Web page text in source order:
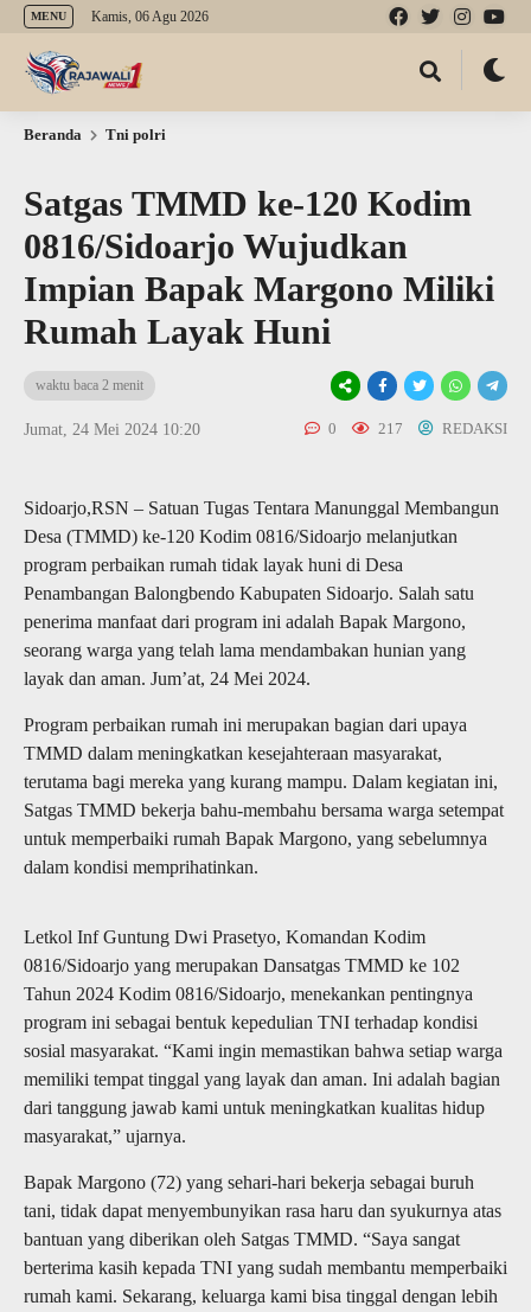
MENU Kamis, 06 Agu 2026
Beranda Tni polri
Satgas TMMD ke-120 Kodim
0816/Sidoarjo Wujudkan
Impian Bapak Margono Miliki
Rumah Layak Huni
waktu baca 2 menit
Jumat, 24 Mei 2024 10:20 0 217 REDAKSI
Sidoarjo,RSN – Satuan Tugas Tentara Manunggal Membangun
Desa (TMMD) ke-120 Kodim 0816/Sidoarjo melanjutkan
program perbaikan rumah tidak layak huni di Desa
Penambangan Balongbendo Kabupaten Sidoarjo. Salah satu
penerima manfaat dari program ini adalah Bapak Margono,
seorang warga yang telah lama mendambakan hunian yang
layak dan aman. Jum’at, 24 Mei 2024.
Program perbaikan rumah ini merupakan bagian dari upaya
TMMD dalam meningkatkan kesejahteraan masyarakat,
terutama bagi mereka yang kurang mampu. Dalam kegiatan ini,
Satgas TMMD bekerja bahu-membahu bersama warga setempat
untuk memperbaiki rumah Bapak Margono, yang sebelumnya
dalam kondisi memprihatinkan.
Letkol Inf Guntung Dwi Prasetyo, Komandan Kodim
0816/Sidoarjo yang merupakan Dansatgas TMMD ke 102
Tahun 2024 Kodim 0816/Sidoarjo, menekankan pentingnya
program ini sebagai bentuk kepedulian TNI terhadap kondisi
sosial masyarakat. “Kami ingin memastikan bahwa setiap warga
memiliki tempat tinggal yang layak dan aman. Ini adalah bagian
dari tanggung jawab kami untuk meningkatkan kualitas hidup
masyarakat,” ujarnya.
Bapak Margono (72) yang sehari-hari bekerja sebagai buruh
tani, tidak dapat menyembunyikan rasa haru dan syukurnya atas
bantuan yang diberikan oleh Satgas TMMD. “Saya sangat
berterima kasih kepada TNI yang sudah membantu memperbaiki
rumah kami. Sekarang, keluarga kami bisa tinggal dengan lebih